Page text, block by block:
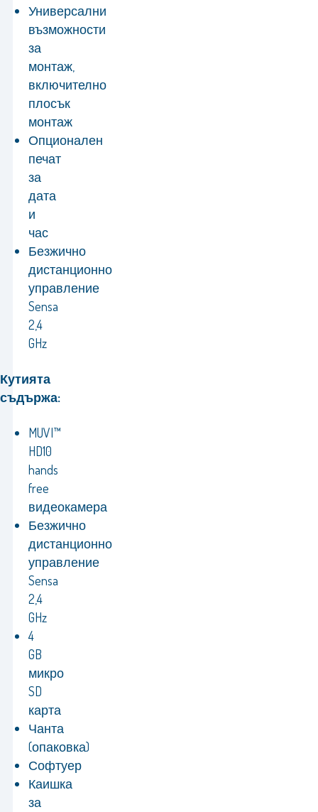
Универсални
възможности
за
монтаж,
включително
плосък
монтаж
Опционален
печат
за
дата
и
час
Безжично
дистанционно
управление
Sensa
2,4
GHz
Кутията
съдържа:
MUVI™
HD10
hands
free
видеокамера
Безжично
дистанционно
управление
Sensa
2,4
GHz
4
GB
микро
SD
карта
Чанта
(опаковка)
Софтуер
Каишка
за